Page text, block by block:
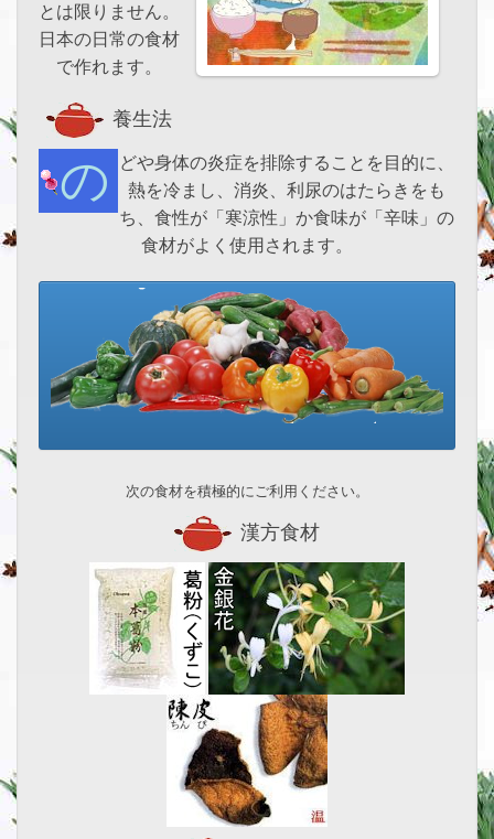
とは限りません。
日本の日常の食材
で作れます。
養生法
のどや身体の炎症を排除することを目的に、
熱を冷まし、消炎、利尿のはたらきをも
ち、食性が「寒涼性」か食味が「辛味」の
食材がよく使用されます。
次の食材を積極的にご利用ください。
漢方食材